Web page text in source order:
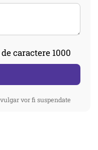
caractere 1000
vor fi suspendate